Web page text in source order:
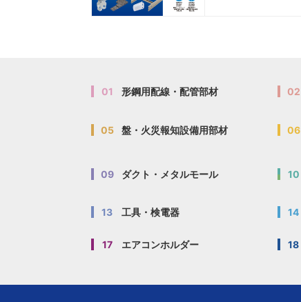
01 形鋼用配線・配管部材 02
05 盤・火災報知設備用部材 06
09 ダクト・メタルモール 10
13 工具・検電器 14
17 エアコンホルダー 18